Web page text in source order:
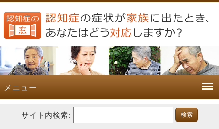
メニュー
サイト内検索: